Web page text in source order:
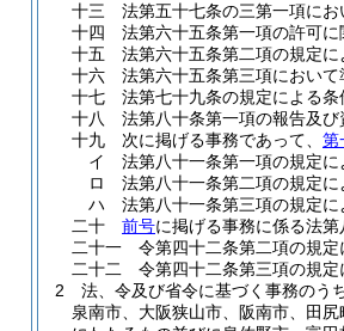
十三
法第五十七条の三第一項に
十四
法第六十五条第一項の許可に
十五
法第六十五条第二項の規定
十六
法第六十五条第三項におい
十七
法第七十九条の規定による
十八
法第八十条第一項の報告及
十九
次に掲げる事務であって、 第
イ
法第八十一条第一項の規定
ロ
法第八十一条第二項の規定
ハ
法第八十一条第三項の規定
二十
前号に掲げる事務に係る法
二十一
令第四十二条第二項の規定
二十二
令第四十二条第三項の規定
2
法、令及び省令に基づく事務のう
泉南市、大阪狭山市、阪南市、田